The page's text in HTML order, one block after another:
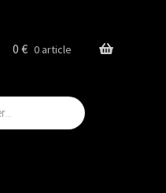
0€ 0 article